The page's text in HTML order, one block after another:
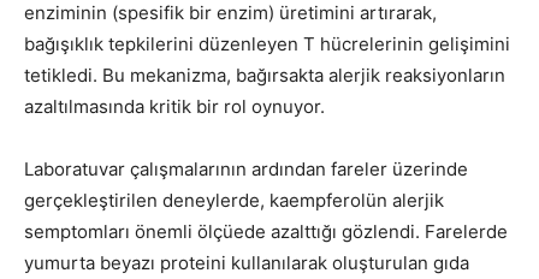
enziminin (spesifik bir enzim) üretimini artırarak,
bağışıklık tepkilerini düzenleyen T hücrelerinin gelişimini
tetikledi. Bu mekanizma, bağırsakta alerjik reaksiyonların
azaltılmasında kritik bir rol oynuyor.
Laboratuvar çalışmalarının ardından fareler üzerinde
gerçekleştirilen deneylerde, kaempferolün alerjik
semptomları önemli ölçüede azalttığı gözlendi. Farelerde
yumurta beyazı proteini kullanılarak oluşturulan gıda